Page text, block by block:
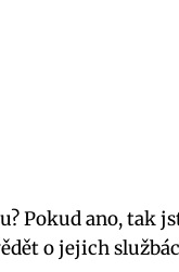
Pokud ano, tak
o jejich